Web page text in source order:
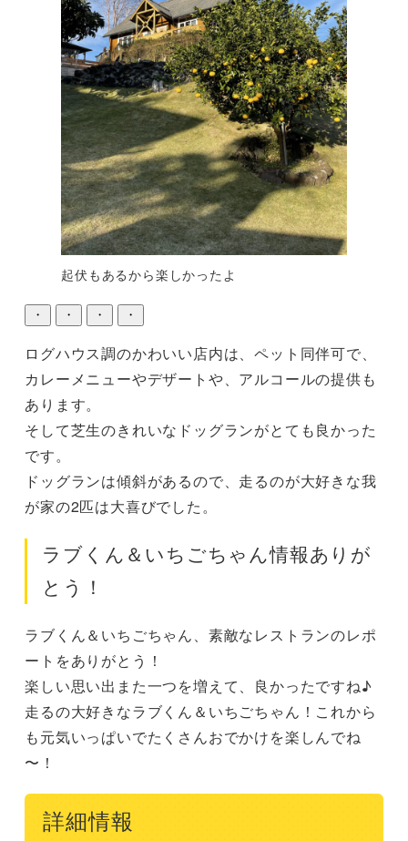
起伏もあるから楽しかったよ
・ ・ ・ ・
ログハウス調のかわいい店内は、ペット同伴可で、
カレーメニューやデザートや、アルコールの提供も
あります。
そして芝生のきれいなドッグランがとても良かった
です。
ドッグランは傾斜があるので、走るのが大好きな我
が家の2匹は大喜びでした。
ラブくん＆いちごちゃん情報ありが
とう！
ラブくん＆いちごちゃん、素敵なレストランのレポ
ートをありがとう！
楽しい思い出また一つを増えて、良かったですね♪
走るの大好きなラブくん＆いちごちゃん！これから
も元気いっぱいでたくさんおでかけを楽しんでね
〜！
詳細情報